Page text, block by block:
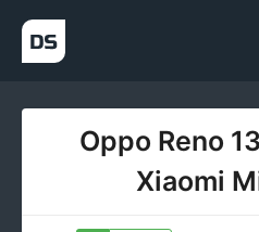
Oppo Reno
Xiaomi